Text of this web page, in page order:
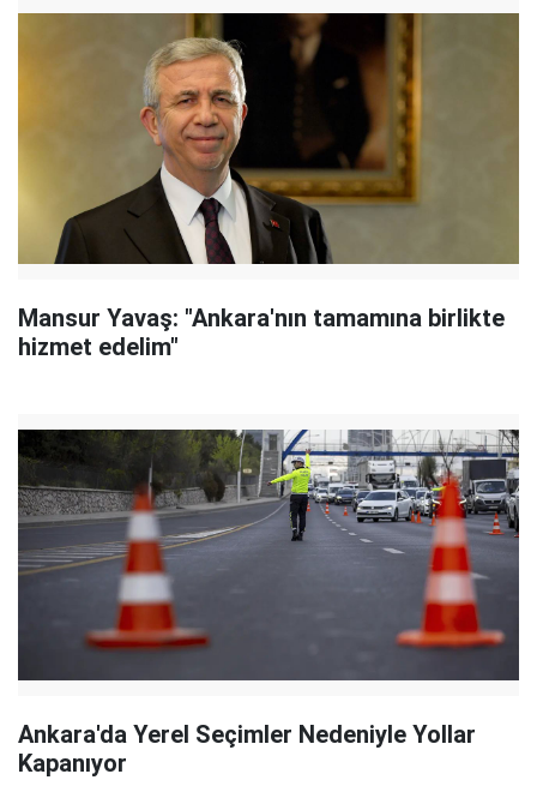
Mansur Yavaş: "Ankara'nın tamamına birlikte
hizmet edelim"
Ankara'da Yerel Seçimler Nedeniyle Yollar
Kapanıyor